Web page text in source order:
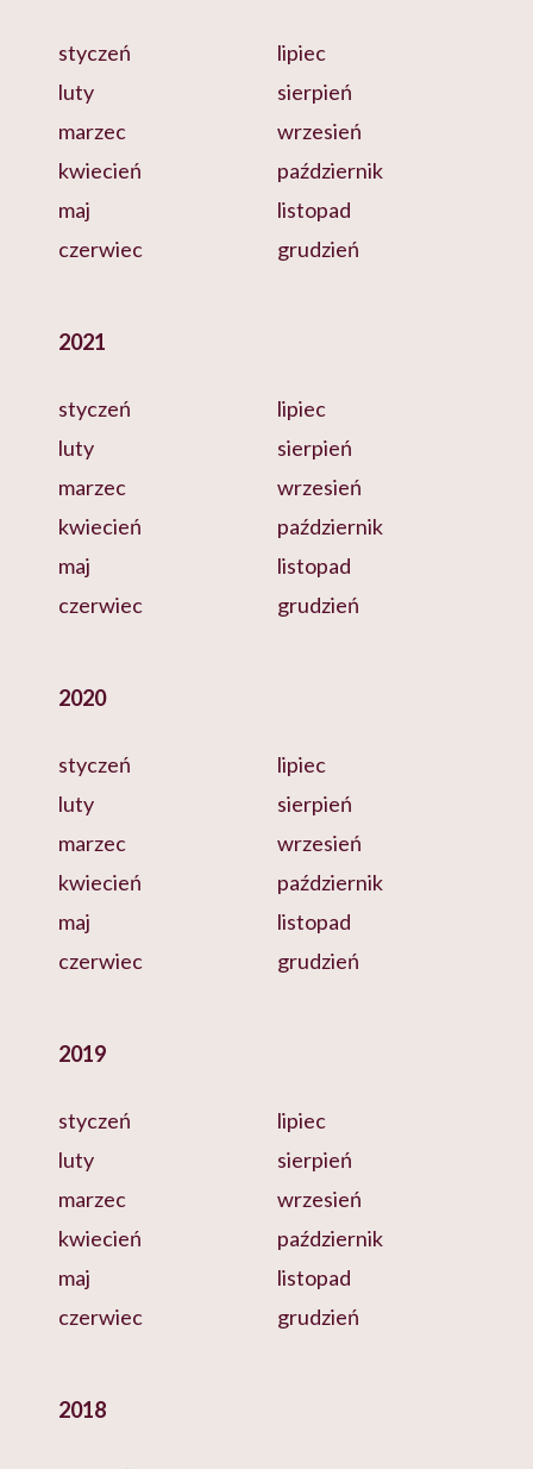
styczeń
luty
marzec
kwiecień
maj
czerwiec
lipiec
sierpień
wrzesień
październik
listopad
grudzień
2021
styczeń
luty
marzec
kwiecień
maj
czerwiec
lipiec
sierpień
wrzesień
październik
listopad
grudzień
2020
styczeń
luty
marzec
kwiecień
maj
czerwiec
lipiec
sierpień
wrzesień
październik
listopad
grudzień
2019
styczeń
luty
marzec
kwiecień
maj
czerwiec
lipiec
sierpień
wrzesień
październik
listopad
grudzień
2018